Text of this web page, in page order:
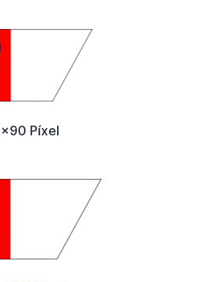
Píxel